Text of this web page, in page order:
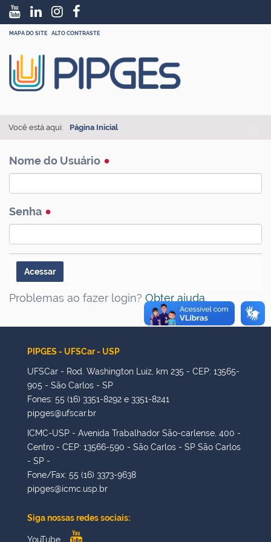
MAPA DO SITE ALTO CONTRASTE
Você está aqui: Página Inicial
Nome do Usuário
Senha
Problemas ao fazer login? Obter ajuda.
PIPGES - UFSCar - USP
UFSCar - Rod. Washington Luiz, km 235 - CEP: 13565-
905 - São Carlos - SP
Fones: 55 (16) 3351-8292 e 3351-8241
pipges@ufscar.br
ICMC-USP - Avenida Trabalhador São-carlense, 400 -
Centro - CEP: 13566-590 - São Carlos - SP São Carlos
- SP -
Fone/Fax: 55 (16) 3373-9638
pipges@icmc.usp.br
Siga nossas redes sociais:
YouTube